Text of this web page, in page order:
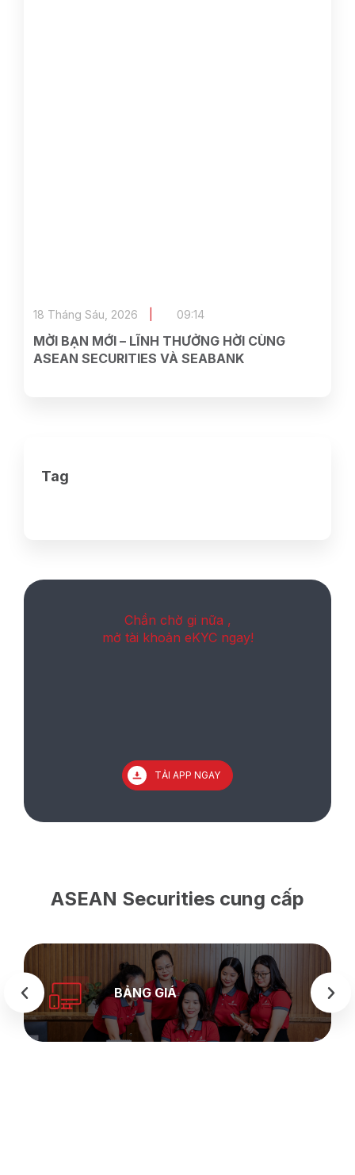
MỜI BẠN MỚI – LĨNH THƯỞNG HỜI CÙNG
ASEAN SECURITIES VÀ SEABANK
18 Tháng Sáu, 2026 09:14
Tag
Chần chờ gi nữa ,
mở tài khoản eKYC ngay!
TẢI APP NGAY
ASEAN Securities cung cấp
BẢNG GIÁ